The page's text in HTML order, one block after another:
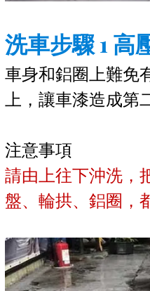
洗車步驟 1 高
車身和鋁圈上難免
上，讓車漆造成第
注意事項
請由上往下沖洗，
盤、輪拱、鋁圈，